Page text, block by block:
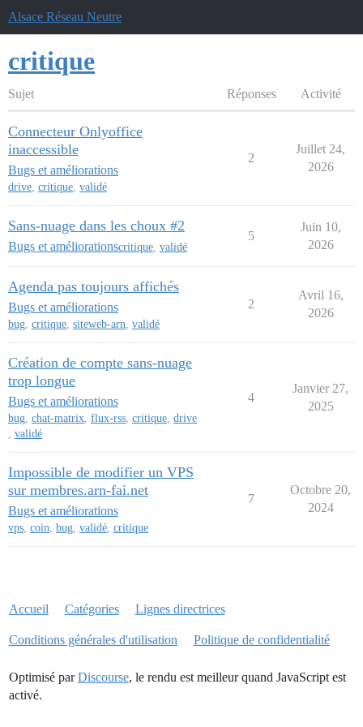
Alsace Réseau Neutre
critique
Sujet Réponses Activité
Connecteur Onlyoffice
inaccessible
Bugs et améliorations
drive, critique, validé
2
Juillet 24,
2026
Sans-nuage dans les choux #2
Bugs et améliorationscritique validé
5
Juin 10,
2026
Agenda pas toujours affichés
Bugs et améliorations
bug, critique, siteweb-arn, validé
2
Avril 16,
2026
Création de compte sans-nuage
trop longue
Bugs et améliorations
bug, chat-matrix, flux-rss, critique, drive
, validé
4
Janvier 27,
2025
Impossible de modifier un VPS
sur membres.arn-fai.net
Bugs et améliorations
vps, coin, bug, validé, critique
7
Octobre 20,
2024
Accueil Catégories Lignes directrices
Conditions générales d'utilisation Politique de confidentialité
Optimisé parDiscourse, le rendu est meilleur quand JavaScript est
activé.